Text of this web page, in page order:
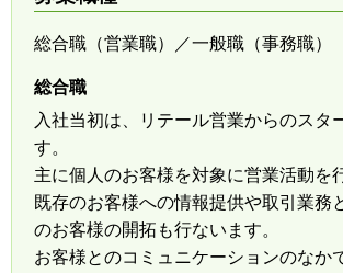
総合職（営業職）／一般職（事務職）
総合職
入社当初は、リテール営業からのスタ
す。
主に個人のお客様を対象に営業活動を
既存のお客様への情報提供や取引業務
のお客様の開拓も行ないます。
お客様とのコミュニケーションのなか